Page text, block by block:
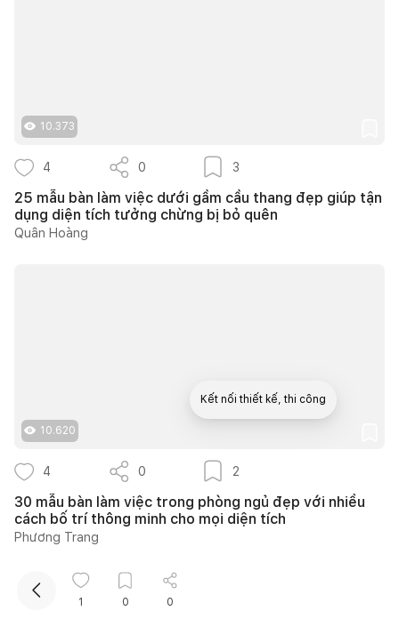
10.373
4 0 3
25 mẫu bàn làm việc dưới gầm cầu thang đẹp giúp tận
dụng diện tích tưởng chừng bị bỏ quên
Quân Hoàng
10.620
4 0 2
30 mẫu bàn làm việc trong phòng ngủ đẹp với nhiều
cách bố trí thông minh cho mọi diện tích
Phương Trang
1 0 0
Kết nối thiết kế, thi công